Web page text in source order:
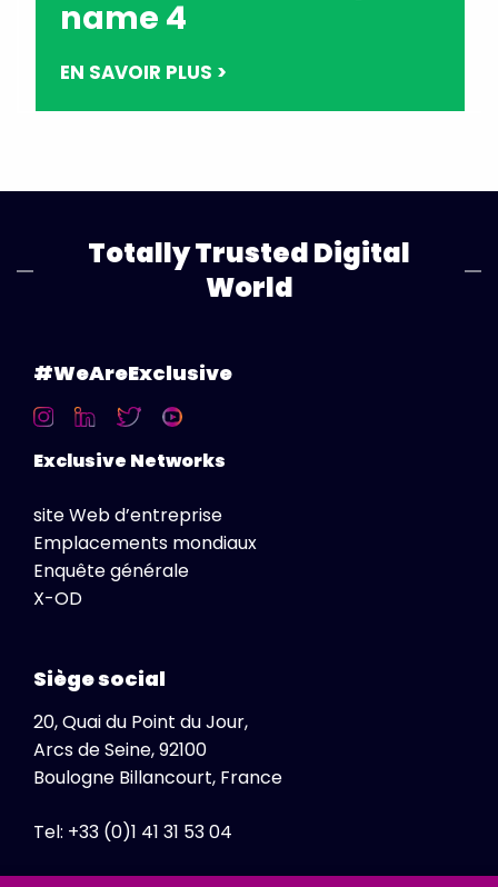
name 4
EN SAVOIR PLUS >
Totally Trusted Digital
World
#WeAreExclusive
Exclusive Networks
site Web d’entreprise
Emplacements mondiaux
Enquête générale
X-OD
Siège social
20, Quai du Point du Jour,
Arcs de Seine, 92100
Boulogne Billancourt, France
Tel: +33 (0)1 41 31 53 04